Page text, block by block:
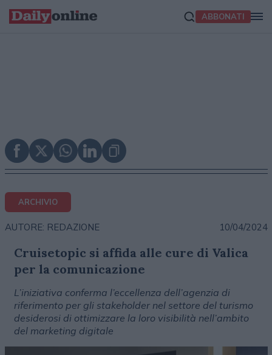
ABBONATI
ARCHIVIO
AUTORE: REDAZIONE 10/04/2024
Cruisetopic si affida alle cure di Valica
per la comunicazione
L’iniziativa conferma l’eccellenza dell’agenzia di
riferimento per gli stakeholder nel settore del turismo
desiderosi di ottimizzare la loro visibilità nell’ambito
del marketing digitale